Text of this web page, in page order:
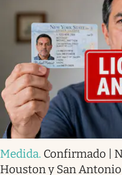
Medida. Confirmado |
Houston y San